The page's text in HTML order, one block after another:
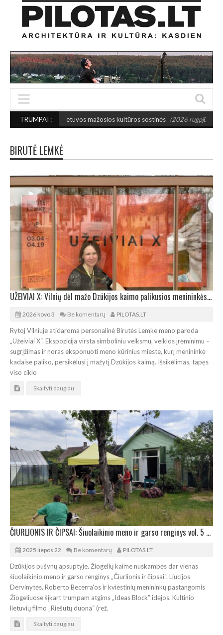
TRUMPAI :
2027-ųjų Lietuvos mažosios kultūros sostinės (2026 rugpjūčio 7)
BIRUTĖ LEMKĖ
UŽEIVIAI X: Vilnių dėl mažo Dzūkijos kaimo palikusios menininkės paroda
2026 kovo 3 Be komentarų PILOTAS.LT
Rytoj Vilniuje atidaroma personalinė Birutės Lemke meno paroda
„Užeiviai X“. Ekspozicija virsta simboliniu veiksmu, veiklos įrėminimu –
sugrįžimas ir noras eksponuoti meno kūrinius mieste, kurį menininkė
kadaise paliko, persikėlusi į mažytį Dzūkijos kaimą. Išsikėlimas, tapęs
viso ciklo
Skaityti daugiau
ČIURLIONIS IR ČIPSAI: Šiuolaikinio meno ir garso renginys vol. 5 Žiogeliuose
2025 liepos 22 Be komentarų PILOTAS.LT
Dzūkijos pušynų apsuptyje, Žiogelių kaime nuskambės dar vienas
šiuolaikinio meno ir garso renginys „Čiurlionis ir čipsai“. Liucijos
Dervinytės, Roberto Becerra‘os ir kviestinių menininkų pastangomis
Žiogeliuose šįkart trumpam atgims „Ideas Block” idėjos. Kultinio
lietuvių filmo „Riešutų duona“ (rež.
Skaityti daugiau